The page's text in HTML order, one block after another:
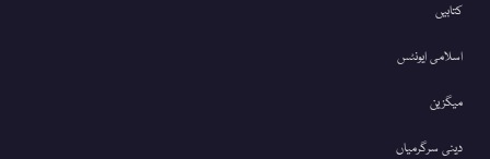
کتابیں
اسلامی ایونٹس
میگزین
دینی سرگرمیاں